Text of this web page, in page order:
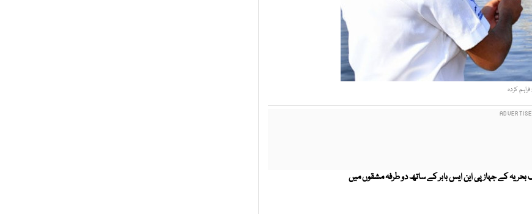
فراہم کردہ
بحریہ کے جہاز پی این ایس بابر کے ساتھ دو طرفہ مشقوں میں